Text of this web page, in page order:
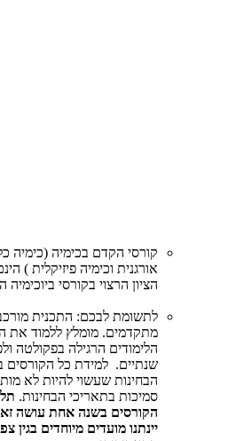
​קורסי הקדם בכימיה (כימיה
אורגנית וכימיה פיזיקלית )
הציון הרצוי בקורסי
לתשומת לבכם: התכנית
מתקדמים. מומלץ ללמוד את
הלימודים הרגילה בפקולטה
שנתיים. למידת כל
הבחינות שעשוי להיות לא
סמיכות בתאריכי הבחינות.
הקורסים בשנה אחת עושה
יינתנו מועדים מיוחדים בגין